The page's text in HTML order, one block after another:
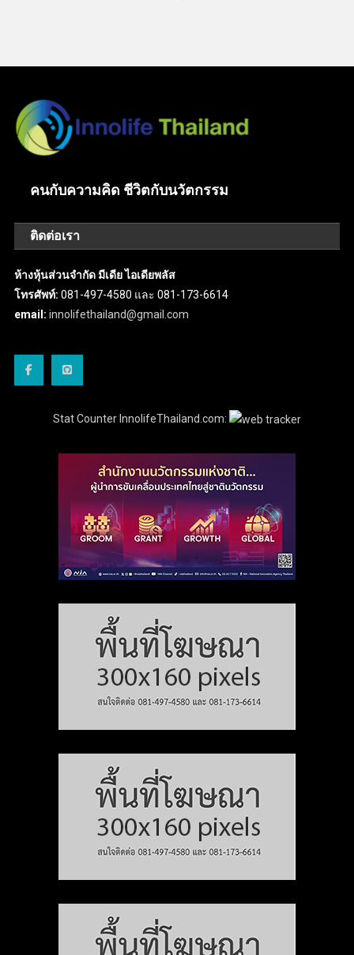
คนกับความคิด ชีวิตกับนวัตกรรม
ติดต่อเรา
ห้างหุ้นส่วนจำกัด มีเดีย ไอเดียพลัส
โทรศัพท์: 081-497-4580 และ 081-173-6614
email: innolifethailand@gmail.com
Stat Counter InnolifeThailand.com: